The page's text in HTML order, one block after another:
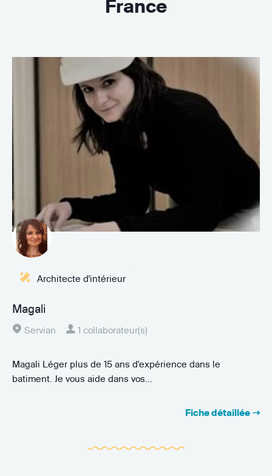
France
Architecte d'intérieur
Magali
Servian 1 collaborateur(s)
Magali Léger plus de 15 ans d'expérience dans le
batiment. Je vous aide dans vos...
Fiche détaillée ➝